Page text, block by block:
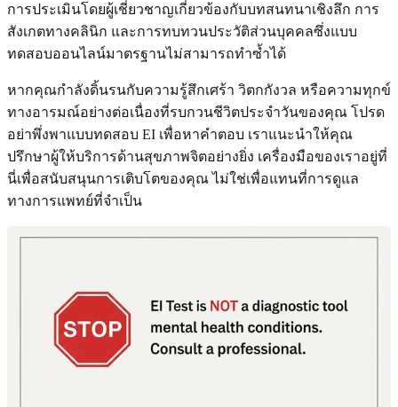
การประเมินโดยผู้เชี่ยวชาญเกี่ยวข้องกับบทสนทนาเชิงลึก การ
สังเกตทางคลินิก และการทบทวนประวัติส่วนบุคคลซึ่งแบบ
ทดสอบออนไลน์มาตรฐานไม่สามารถทำซ้ำได้
หากคุณกำลังดิ้นรนกับความรู้สึกเศร้า วิตกกังวล หรือความทุกข์
ทางอารมณ์อย่างต่อเนื่องที่รบกวนชีวิตประจำวันของคุณ โปรด
อย่าพึ่งพาแบบทดสอบ EI เพื่อหาคำตอบ เราแนะนําให้คุณ
ปรึกษาผู้ให้บริการด้านสุขภาพจิตอย่างยิ่ง เครื่องมือของเราอยู่ที่
นี่เพื่อสนับสนุนการเติบโตของคุณ ไม่ใช่เพื่อแทนที่การดูแล
ทางการแพทย์ที่จำเป็น